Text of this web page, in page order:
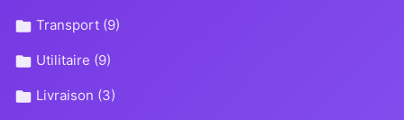
Transport (9)
Utilitaire (9)
Livraison (3)